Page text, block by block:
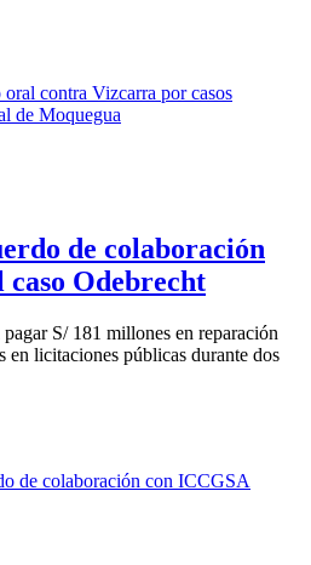
de colaboración
caso Odebrecht
S/ 181 millones en reparación
en licitaciones públicas durante dos